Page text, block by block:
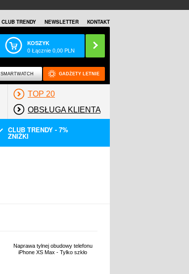
CLUB TRENDY NEWSLETTER KONTAKT
KOSZYK
0Łącznie0,00 PLN
SMARTWATCH GADŻETY LETNIE
TOP 20
OBSŁUGA KLIENTA
CLUB TRENDY - 7%
ZNIŻKI
Naprawa tylnej obudowy telefonu
iPhone XS Max - Tylko szkło